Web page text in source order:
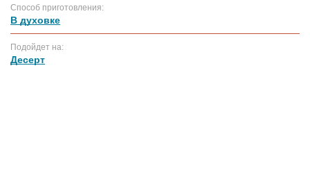
Способ приготовления:
В духовке
Подойдет на:
Десерт